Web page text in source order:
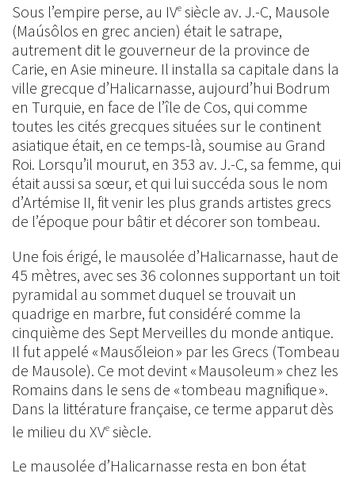
Sous l’empire perse, au IVe siècle av. J.-C, Mausole
(Maúsôlos en grec ancien) était le satrape,
autrement dit le gouverneur de la province de
Carie, en Asie mineure. Il installa sa capitale dans la
ville grecque d’Halicarnasse, aujourd’hui Bodrum
en Turquie, en face de l’île de Cos, qui comme
toutes les cités grecques situées sur le continent
asiatique était, en ce temps-là, soumise au Grand
Roi. Lorsqu’il mourut, en 353 av. J.-C, sa femme, qui
était aussi sa sœur, et qui lui succéda sous le nom
d’Artémise II, fit venir les plus grands artistes grecs
de l’époque pour bâtir et décorer son tombeau.
Une fois érigé, le mausolée d’Halicarnasse, haut de
45 mètres, avec ses 36 colonnes supportant un toit
pyramidal au sommet duquel se trouvait un
quadrige en marbre, fut considéré comme la
cinquième des Sept Merveilles du monde antique.
Il fut appelé « Mausốleion » par les Grecs (Tombeau
de Mausole). Ce mot devint « Mausoleum » chez les
Romains dans le sens de « tombeau magnifique ».
Dans la littérature française, ce terme apparut dès
le milieu du XVe siècle.
Le mausolée d’Halicarnasse resta en bon état